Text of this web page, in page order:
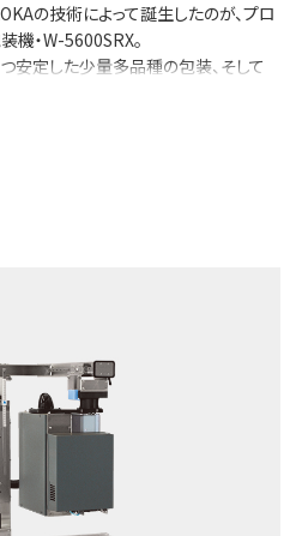
の技術によって誕生したのが、プロ
機・W-5600SRX。
安定した少量多品種の包装、そして
お客様の生産性向上と現場負担の軽